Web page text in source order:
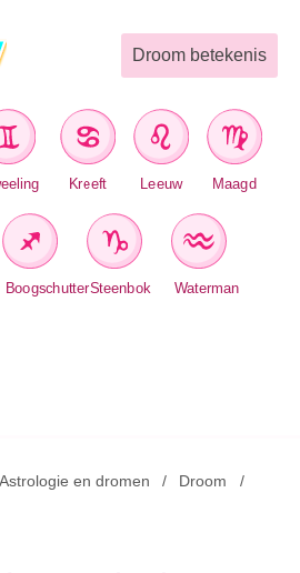
Droom betekenis
Kreeft Leeuw Maagd
BoogschutterSteenbok Waterman
Astrologie en dromen Droom